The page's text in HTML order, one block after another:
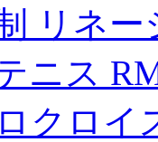
リネー
ニス
クロイ